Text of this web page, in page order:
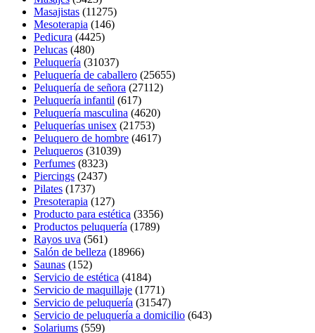
Masajistas (11275)
Mesoterapia (146)
Pedicura (4425)
Pelucas (480)
Peluquería (31037)
Peluquería de caballero (25655)
Peluquería de señora (27112)
Peluquería infantil (617)
Peluquería masculina (4620)
Peluquerías unisex (21753)
Peluquero de hombre (4617)
Peluqueros (31039)
Perfumes (8323)
Piercings (2437)
Pilates (1737)
Presoterapia (127)
Producto para estética (3356)
Productos peluquería (1789)
Rayos uva (561)
Salón de belleza (18966)
Saunas (152)
Servicio de estética (4184)
Servicio de maquillaje (1771)
Servicio de peluquería (31547)
Servicio de peluquería a domicilio (643)
Solariums (559)